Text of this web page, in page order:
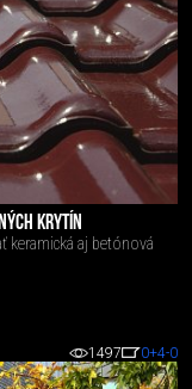
KRYTÍN
keramická aj betónová
1497 0+4-0